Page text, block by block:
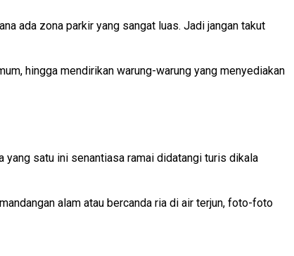
ada zona parkir yang sangat luas. Jadi jangan takut
hingga mendirikan warung-warung yang menyediakan
satu ini senantiasa ramai didatangi turis dikala
alam atau bercanda ria di air terjun, foto-foto